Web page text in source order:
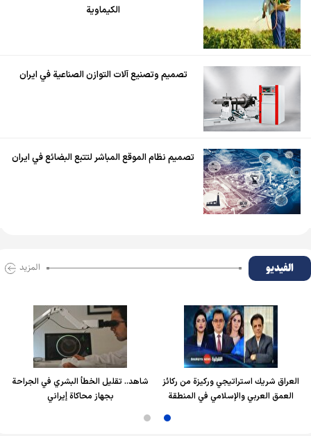
الكيماوية
تصميم وتصنيع آلات التوازن الصناعية في ايران
تصميم نظام الموقع المباشر لتتبع البضائع في ايران
الفیدیو المزید
العراق شريك استراتيجي وركيزة من ركائز
العمق العربي والإسلامي في المنطقة
شاهد.. تقليل الخطأ البشري في الجراحة
بجهاز محاكاة إيراني